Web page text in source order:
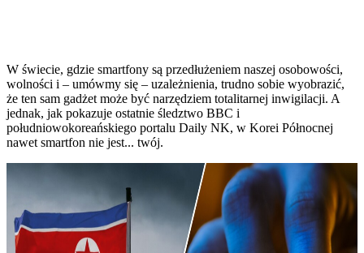
W świecie, gdzie smartfony są przedłużeniem naszej osobowości,
wolności i – umówmy się – uzależnienia, trudno sobie wyobrazić,
że ten sam gadżet może być narzędziem totalitarnej inwigilacji. A
jednak, jak pokazuje ostatnie śledztwo BBC i
południowokoreańskiego portalu Daily NK, w Korei Północnej
nawet smartfon nie jest... twój.